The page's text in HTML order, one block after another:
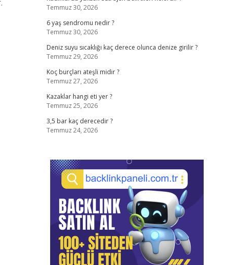
Temmuz 30, 2026
6 yaş sendromu nedir ?
Temmuz 30, 2026
Deniz suyu sıcaklığı kaç derece olunca denize girilir ?
Temmuz 29, 2026
Koç burçları ateşli midir ?
Temmuz 27, 2026
Kazaklar hangi eti yer ?
Temmuz 25, 2026
3,5 bar kaç derecedir ?
Temmuz 24, 2026